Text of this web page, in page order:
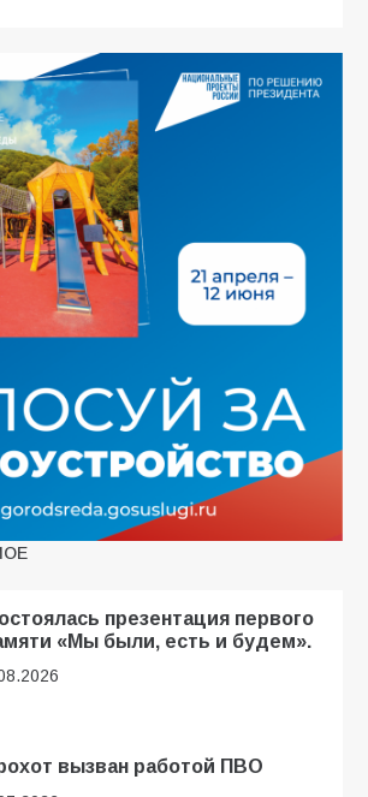
презентация первого
«Мы были, есть и будем».
вызван работой ПВО